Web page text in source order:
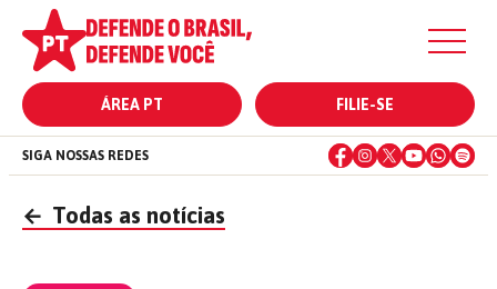
ÁREA PT FILIE-SE
SIGA NOSSAS REDES
← Todas as notícias